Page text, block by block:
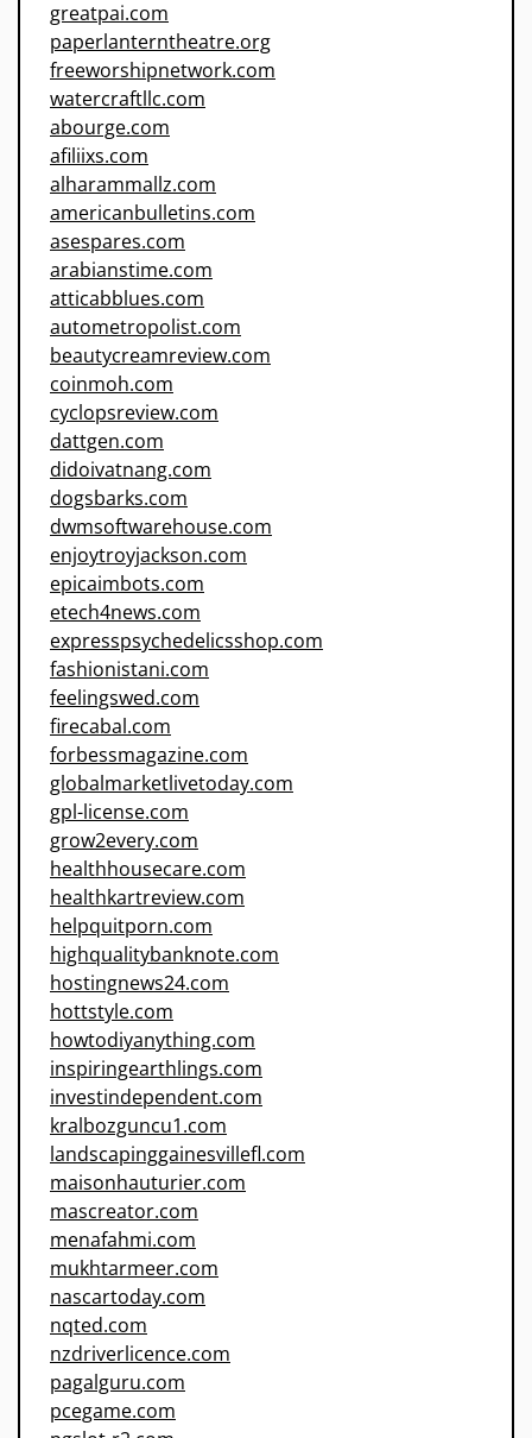
greatpai.com
paperlanterntheatre.org
freeworshipnetwork.com
watercraftllc.com
abourge.com
afiliixs.com
alharammallz.com
americanbulletins.com
asespares.com
arabianstime.com
atticabblues.com
autometropolist.com
beautycreamreview.com
coinmoh.com
cyclopsreview.com
dattgen.com
didoivatnang.com
dogsbarks.com
dwmsoftwarehouse.com
enjoytroyjackson.com
epicaimbots.com
etech4news.com
expresspsychedelicsshop.com
fashionistani.com
feelingswed.com
firecabal.com
forbessmagazine.com
globalmarketlivetoday.com
gpl-license.com
grow2every.com
healthhousecare.com
healthkartreview.com
helpquitporn.com
highqualitybanknote.com
hostingnews24.com
hottstyle.com
howtodiyanything.com
inspiringearthlings.com
investindependent.com
kralbozguncu1.com
landscapinggainesvillefl.com
maisonhauturier.com
mascreator.com
menafahmi.com
mukhtarmeer.com
nascartoday.com
nqted.com
nzdriverlicence.com
pagalguru.com
pcegame.com